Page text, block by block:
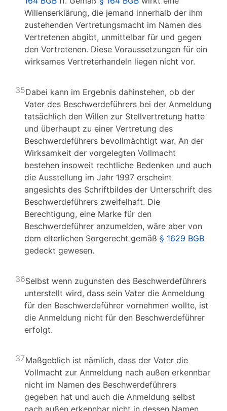
Willenserklärung, die jemand innerhalb der ihm
zustehenden Vertretungsmacht im Namen des
Vertretenen abgibt, unmittelbar für und gegen
den Vertretenen. Diese Voraussetzungen für ein
wirksames Vertreterhandeln liegen nicht vor.
35Dabei kann im Ergebnis dahinstehen, ob der
Vater des Beschwerdeführers bei der Anmeldung
tatsächlich den Willen zur Stellvertretung hatte
und überhaupt zu einer Vertretung des
Beschwerdeführers bevollmächtigt war. An der
Wirksamkeit der vorgelegten Vollmacht
bestehen insoweit rechtliche Bedenken und auch
die Ausstellung im Jahr 1997 erscheint
angesichts des Schriftbildes der Unterschrift des
Beschwerdeführers zweifelhaft. Die
Berechtigung, eine Marke für den
Beschwerdeführer anzumelden, wäre aber von
dem elterlichen Sorgerecht gemäß § 1629 BGB
gedeckt gewesen.
36Selbst wenn zugunsten des Beschwerdeführers
unterstellt wird, dass sein Vater die Anmeldung
für den Beschwerdeführer vornehmen wollte, ist
die Anmeldung nicht für den Beschwerdeführer
erfolgt.
37Maßgeblich ist nämlich, dass der Vater die
Vollmacht zur Anmeldung nach außen erkennbar
nicht im Namen des Beschwerdeführers
gegeben hat und auch die Anmeldung selbst
nach außen erkennbar nicht in dessen Namen